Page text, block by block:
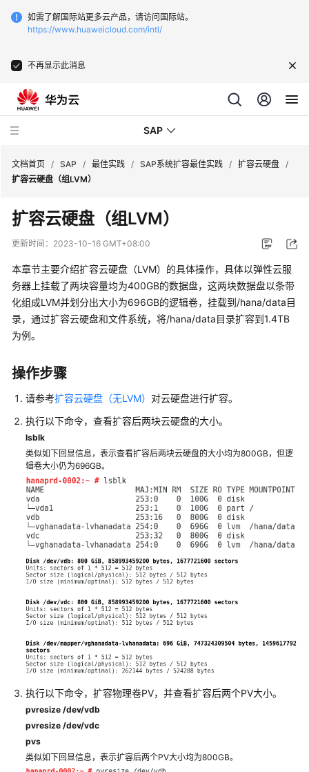
如需了解国际站更多云产品，请访问国际站。
https://www.huaweicloud.com/intl/
不再显示此消息
SAP
SAP
技
术
册
SAP
特
性
SAP
部
指
南
SAP
部
署
指
南
（专
属
云）
SAP
高
可
用
及
备
指
南
SAP
文档首页 / SAP / 最佳实践 / SAP系统扩容最佳实践 / 扩容云硬盘 /
扩容云硬盘（组LVM）
扩容云硬盘（组LVM）
更新时间： 2023-10-16 GMT+08:00
本章节主要介绍扩容云硬盘（LVM）的具体操作，具体以弹性云服
务器上挂载了两块容量均为400GB的数据盘，这两块数据盘以条带
化组成LVM并划分出大小为696GB的逻辑卷，挂载到/hana/data目
录，通过扩容云硬盘和文件系统，将/hana/data目录扩容到1.4TB
为例。
操作步骤
请参考扩容云硬盘（无LVM） 对云硬盘进行扩容。
执行以下命令，查看扩容后两块云硬盘的大小。
lsblk
类似如下回显信息，表示查看扩容后两块云硬盘的大小均为800GB，但逻
辑卷大小仍为696GB。
执行以下命令，扩容物理卷PV，并查看扩容后两个PV大小。
pvresize /dev/vdb
pvresize /dev/vdc
pvs
类似如下回显信息，表示扩容后两个PV大小均为800GB。